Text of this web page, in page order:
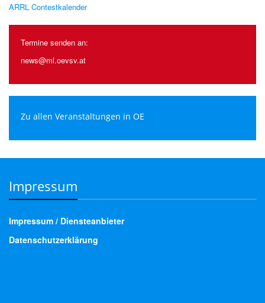
ARRL Contestkalender
Termine senden an:
news@ml.oevsv.at
Zu allen Veranstaltungen in OE
Impressum
Impressum / Diensteanbieter
Datenschutzerklärung